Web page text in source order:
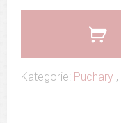
Kategorie: Puchary ,